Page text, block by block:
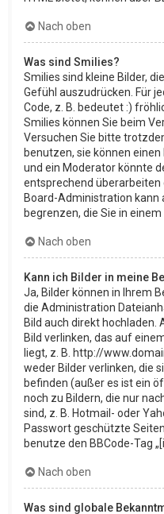
Nach oben
Was sind Smilies?
Smilies sind kleine Bilder,
Gefühl auszudrücken. Für
Code, z. B. bedeutet :)
Smilies können Sie beim
Versuchen Sie bitte
benutzen, sie können
und ein Moderator könnte
entsprechend überarbeiten
Board-Administration kann
begrenzen, die Sie in
Nach oben
Kann ich Bilder in meine
Ja, Bilder können in Ihrem
die Administration
Bild auch direkt hochladen.
Bild verlinken, das auf
liegt, z. B. http://
weder Bilder verlinken, die
befinden (außer es ist ein
noch zu Bildern, die nur
sind, z. B. Hotmail- oder
Passwort geschützte
benutze den BBCode-Tag
Nach oben
Was sind globale